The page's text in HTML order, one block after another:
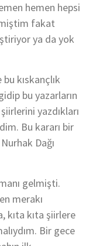
hemen hepsi
fakat
ya da yok
kıskançlık
bu yazarların
yazdıkları
Bu kararı bir
Dağı
gelmişti.
merakı
kıta kıta şiirlere
Bir gece